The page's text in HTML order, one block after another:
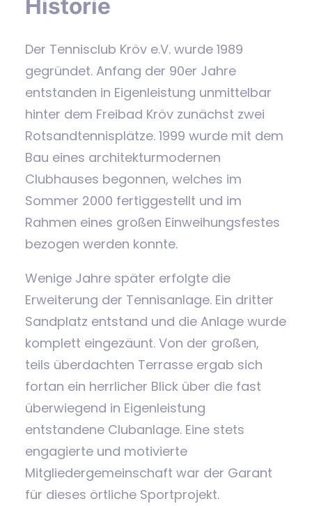
Historie
Der Tennisclub Kröv e.V. wurde 1989
gegründet. Anfang der 90er Jahre
entstanden in Eigenleistung unmittelbar
hinter dem Freibad Kröv zunächst zwei
Rotsandtennisplätze. 1999 wurde mit dem
Bau eines architekturmodernen
Clubhauses begonnen, welches im
Sommer 2000 fertiggestellt und im
Rahmen eines großen Einweihungsfestes
bezogen werden konnte.
Wenige Jahre später erfolgte die
Erweiterung der Tennisanlage. Ein dritter
Sandplatz entstand und die Anlage wurde
komplett eingezäunt. Von der großen,
teils überdachten Terrasse ergab sich
fortan ein herrlicher Blick über die fast
überwiegend in Eigenleistung
entstandene Clubanlage. Eine stets
engagierte und motivierte
Mitgliedergemeinschaft war der Garant
für dieses örtliche Sportprojekt.